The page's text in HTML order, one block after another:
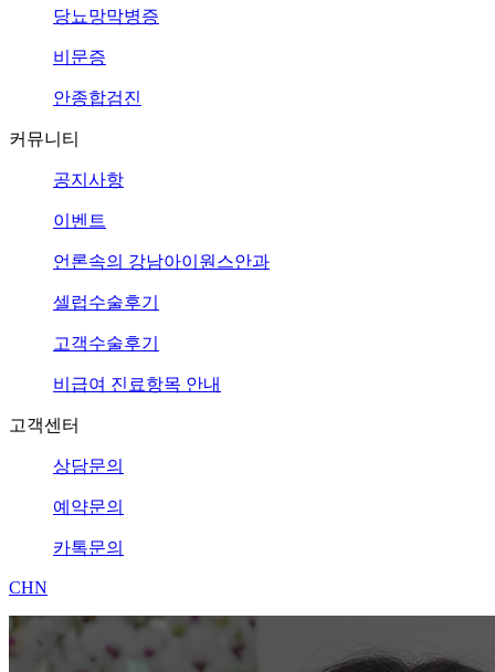
당뇨망막병증
비문증
안종합검진
커뮤니티
공지사항
이벤트
언론속의 강남아이원스안과
셀럽수술후기
고객수술후기
비급여 진료항목 안내
고객센터
상담문의
예약문의
카톡문의
CHN